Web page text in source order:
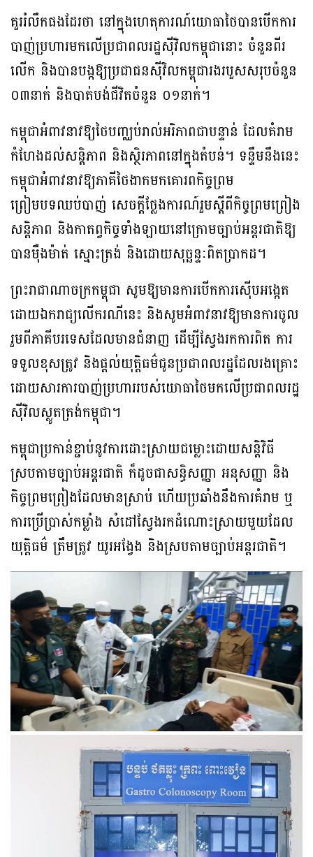
គួររំលឹកផងដែរថា នៅក្នុងហេតុការណ៍យោធាថៃបានបើកការ
បាញ់ប្រហារមកលើប្រជាពលរដ្ឋស៊ីវិលកម្ពុជានោះ ចំនួនពីរ
លើក និងបានបង្កឱ្យប្រជាជនស៊ីវិលកម្ពុជារងរបួសសរុបចំនួន
០៣នាក់ និងបាត់បង់ជីវិតចំនួន ០១នាក់។
កម្ពុជាអំពាវនាវឱ្យថៃបញ្ឈប់រាល់អរិភាពជាបន្ទាន់ ដែលគំរាម
កំហែងដល់សន្តិភាព និងស្ថិរភាពនៅក្នុងតំបន់។ ទន្ទឹមនឹងនេះ
កម្ពុជាអំពាវនាវឱ្យភាគីថៃងាកមកគោរពកិច្ចព្រម
ព្រៀមបទឈប់បាញ់ សេចក្តីថ្លែងការណ៍រួមស្តីពីកិច្ចព្រមព្រៀង
សន្តិភាព និងកាតព្វកិច្ចទាំងឡាយនៅក្រោមច្បាប់អន្តរជាតិឱ្យ
បានម៉ឺងម៉ាត់ ស្មោះត្រង់ និងដោយសុច្ឆន្ទៈពិតប្រាកដ។
ព្រះរាជាណាចក្រកម្ពុជា សូមឱ្យមានការបើកការស៊ើបអង្កេត
ដោយឯករាជ្យលើករណីនេះ និងសូមអំពាវនាវឱ្យមានការចូល
រួមពីភាគីបរទេសដែលមានជំនាញ ដើម្បីស្វែងរកការពិត ការ
ទទួលខុសត្រូវ និងផ្តល់យុត្តិធម៌ជូនប្រជាពលរដ្ឋដែលរងគ្រោះ
ដោយសារការបាញ់ប្រហាររបស់យោធាថៃមកលើប្រជាពលរដ្ឋ
ស៊ីវិលស្លូតត្រង់កម្ពុជា។
កម្ពុជាប្រកាន់ខ្ជាប់នូវការដោះស្រាយជម្លោះដោយសន្តិវិធី
ស្របតាមច្បាប់អន្តរជាតិ ក៏ដូចជាសន្ធិសញ្ញា អនុសញ្ញា និង
កិច្ចព្រមព្រៀងដែលមានស្រាប់ ហើយប្រឆាំងនឹងការគំរាម ឬ
ការប្រើប្រាស់កម្លាំង សំដៅស្វែងរកដំណោះស្រាយមួយដែល
យុត្តិធម៌ ត្រឹមត្រូវ យូរអង្វែង និងស្របតាមច្បាប់អន្តរជាតិ។